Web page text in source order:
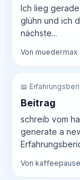
Ich lieg
glühn und ich
nächste...
Von muedermax
📖
Beitrag
schreib vom
generate a
Von kaffeepause